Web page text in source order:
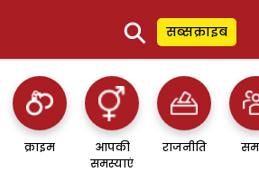
⚲ सब्सक्राइब
क्राइम
आपकी
समस्याएं
राजनीति